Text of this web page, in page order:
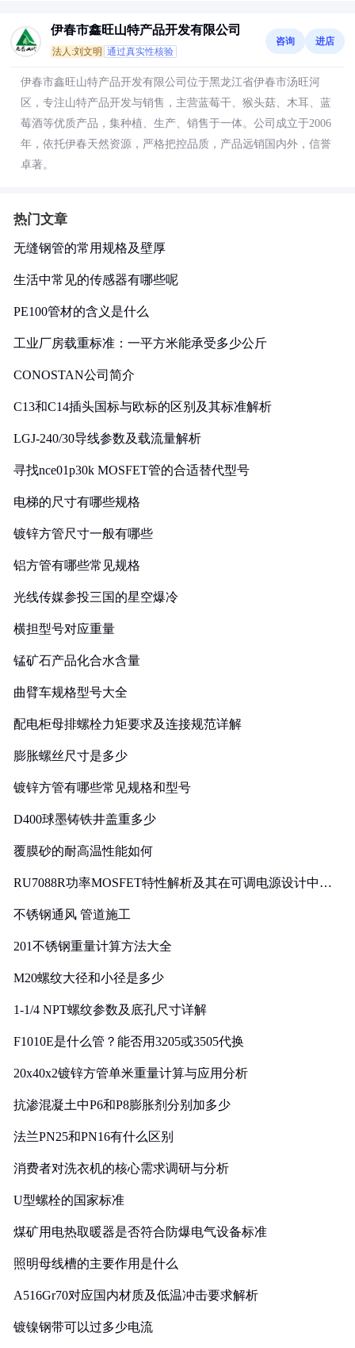
伊春市鑫旺山特产品开发有限公司
法人:刘文明 通过真实性核验
咨询 进店
伊春市鑫旺山特产品开发有限公司位于黑龙江省伊春市汤旺河
区，专注山特产品开发与销售，主营蓝莓干、猴头菇、木耳、蓝
莓酒等优质产品，集种植、生产、销售于一体。公司成立于2006
年，依托伊春天然资源，严格把控品质，产品远销国内外，信誉
卓著。
热门文章
无缝钢管的常用规格及壁厚
生活中常见的传感器有哪些呢
PE100管材的含义是什么
工业厂房载重标准：一平方米能承受多少公斤
CONOSTAN公司简介
C13和C14插头国标与欧标的区别及其标准解析
LGJ-240/30导线参数及载流量解析
寻找nce01p30k MOSFET管的合适替代型号
电梯的尺寸有哪些规格
镀锌方管尺寸一般有哪些
铝方管有哪些常见规格
光线传媒参投三国的星空爆冷
横担型号对应重量
锰矿石产品化合水含量
曲臂车规格型号大全
配电柜母排螺栓力矩要求及连接规范详解
膨胀螺丝尺寸是多少
镀锌方管有哪些常见规格和型号
D400球墨铸铁井盖重多少
覆膜砂的耐高温性能如何
RU7088R功率MOSFET特性解析及其在可调电源设计中的
不锈钢通风 管道施工
201不锈钢重量计算方法大全
M20螺纹大径和小径是多少
1-1/4 NPT螺纹参数及底孔尺寸详解
F1010E是什么管？能否用3205或3505代换
20x40x2镀锌方管单米重量计算与应用分析
抗渗混凝土中P6和P8膨胀剂分别加多少
法兰PN25和PN16有什么区别
消费者对洗衣机的核心需求调研与分析
U型螺栓的国家标准
煤矿用电热取暖器是否符合防爆电气设备标准
照明母线槽的主要作用是什么
A516Gr70对应国内材质及低温冲击要求解析
镀镍钢带可以过多少电流